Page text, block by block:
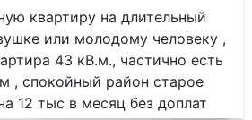
квартиру на длительный
или молодому человеку ,
43 кВ.м., частично есть
, спокойный район старое
12 тыс в месяц без доплат